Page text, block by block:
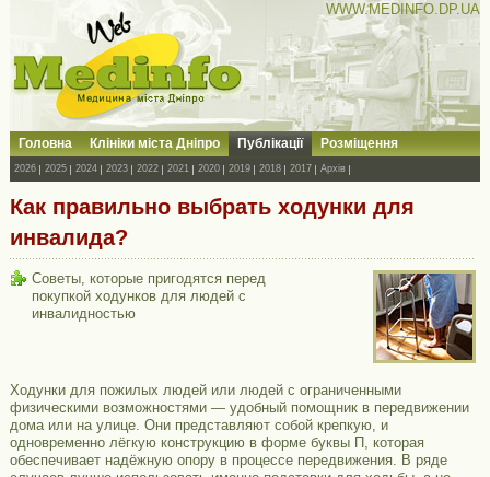
WWW.MEDINFO.DP.UA
Головна Клініки міста Дніпро Публікації Розміщення
2026 2025 2024 2023 2022 2021 2020 2019 2018 2017 Архів
Как правильно выбрать ходунки для
инвалида?
Советы, которые пригодятся перед
покупкой ходунков для людей с
инвалидностью
Ходунки для пожилых людей или людей с ограниченными
физическими возможностями — удобный помощник в передвижении
дома или на улице. Они представляют собой крепкую, и
одновременно лёгкую конструкцию в форме буквы П, которая
обеспечивает надёжную опору в процессе передвижения. В ряде